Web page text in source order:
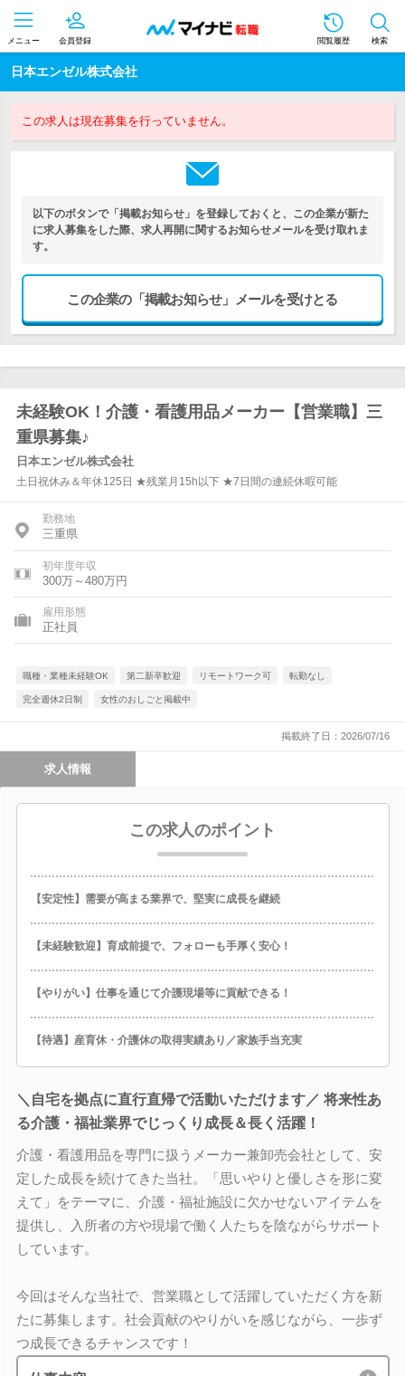
メニュー 会員登録 閲覧履歴 検索
日本エンゼル株式会社
この求人は現在募集を行っていません。
以下のボタンで「掲載お知らせ」を登録しておくと、この企業が新た
に求人募集をした際、求人再開に関するお知らせメールを受け取れま
す。
この企業の「掲載お知らせ」メールを受けとる
未経験OK！介護・看護用品メーカー【営業職】三
重県募集♪
日本エンゼル株式会社
土日祝休み＆年休125日 ★残業月15h以下 ★7日間の連続休暇可能
勤務地
三重県
初年度年収
300万～480万円
雇用形態
正社員
職種・業種未経験OK 第二新卒歓迎 リモートワーク可 転勤なし
完全週休2日制 女性のおしごと掲載中
掲載終了日：2026/07/16
求人情報
この求人のポイント
【安定性】需要が高まる業界で、堅実に成長を継続
【未経験歓迎】育成前提で、フォローも手厚く安心！
【やりがい】仕事を通じて介護現場等に貢献できる！
【待遇】産育休・介護休の取得実績あり／家族手当充実
＼自宅を拠点に直行直帰で活動いただけます／ 将来性あ
る介護・福祉業界でじっくり成長＆長く活躍！
介護・看護用品を専門に扱うメーカー兼卸売会社として、安
定した成長を続けてきた当社。「思いやりと優しさを形に変
えて」をテーマに、介護・福祉施設に欠かせないアイテムを
提供し、入所者の方や現場で働く人たちを陰ながらサポート
しています。
今回はそんな当社で、営業職として活躍していただく方を新
たに募集します。社会貢献のやりがいを感じながら、一歩ず
つ成長できるチャンスです！